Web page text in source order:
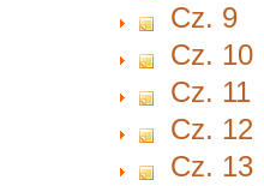
Cz. 9
Cz. 10
Cz. 11
Cz. 12
Cz. 13